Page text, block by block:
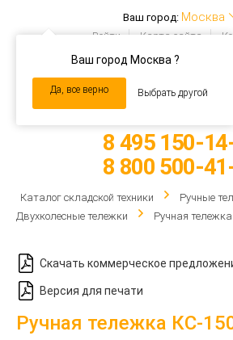
Ваш город: Москва
Ваш город Москва ?
Да, все верно Выбрать другой
Войти Карта сайта
navigation
8 495 150-
8 800 500-
Каталог складской техники
Ручные
Двухколесные тележки
Ручная
Скачать коммерческое
Версия для печати
Ручная тележка КС-